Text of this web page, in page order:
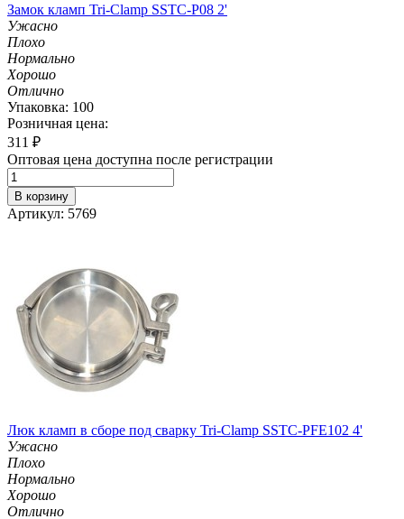
Замок кламп Tri-Clamp SSTC-P08 2'
Ужасно
Плохо
Нормально
Хорошо
Отлично
Упаковка: 100
Розничная цена:
311 ₽
Оптовая цена доступна после регистрации
В корзину
Артикул: 5769
Люк кламп в сборе под сварку Tri-Clamp SSTC-PFE102 4'
Ужасно
Плохо
Нормально
Хорошо
Отлично